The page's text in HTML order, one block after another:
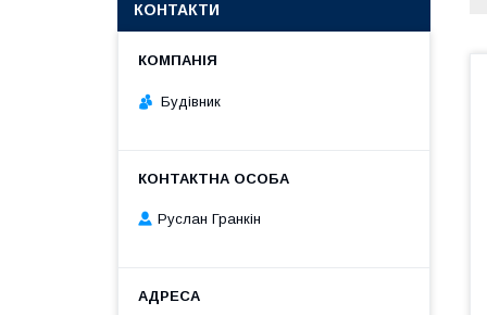
КОНТАКТИ
Будівник
Руслан Гранкін